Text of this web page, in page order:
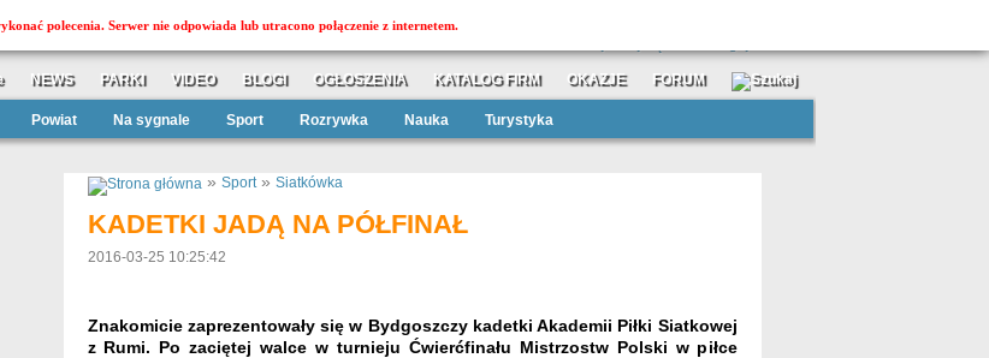
NEWS PARKI VIDEO BLOGI OGŁOSZENIA KATALOG FIRM OKAZJE FORUM
Powiat Na sygnale Sport Rozrywka Nauka Turystyka
» Sport» Siatkówka
KADETKI JADĄ NA PÓŁFINAŁ
2016-03-25 10:25:42
Znakomicie zaprezentowały się w Bydgoszczy kadetki Akademii Piłki Siatkowej
z Rumi. Po zaciętej walce w turnieju Ćwierćfinału Mistrzostw Polski w piłce
polecenia. Serwer nie odpowiada lub utracono połączenie z internetem.